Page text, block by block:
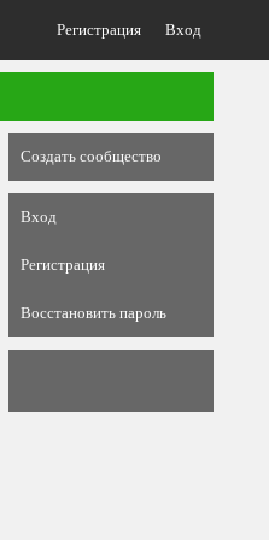
Регистрация Вход
Создать сообщество
Вход
Регистрация
Восстановить пароль